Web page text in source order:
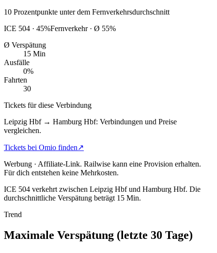
10 Prozentpunkte unter dem Fernverkehrsdurchschnitt
ICE 504 · 45%Fernverkehr · Ø 55%
Ø Verspätung
15 Min
Ausfälle
0%
Fahrten
30
Tickets für diese Verbindung
Leipzig Hbf → Hamburg Hbf: Verbindungen und Preise
vergleichen.
Tickets bei Omio finden↗
Werbung · Affiliate-Link. Railwise kann eine Provision erhalten.
Für dich entstehen keine Mehrkosten.
ICE 504 verkehrt zwischen Leipzig Hbf und Hamburg Hbf. Die
durchschnittliche Verspätung beträgt 15 Min.
Trend
Maximale Verspätung (letzte 30 Tage)